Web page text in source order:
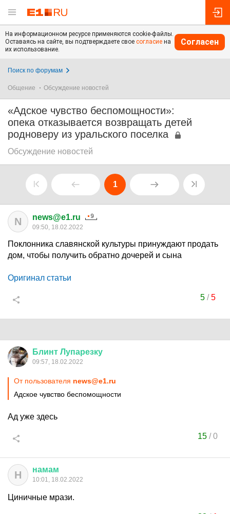
На информационном ресурсе применяются cookie-файлы.
Оставаясь на сайте, вы подтверждаете свое согласие на
их использование.
Согласен
Поиск по форумам
Общение Обсуждение новостей
«Адское чувство беспомощности»:
опека отказывается возвращать детей
родноверу из уральского поселка
Обсуждение новостей
1
N news@e1.ru
09:50, 18.02.2022
Поклонника славянской культуры принуждают продать
дом, чтобы получить обратно дочерей и сына
Оригинал статьи
5/5
Блинт Лупарезку
09:57, 18.02.2022
От пользователя news@e1.ru
Адское чувство беспомощности
Ад уже здесь
15 /0
Н намам
10:01, 18.02.2022
Циничные мрази.